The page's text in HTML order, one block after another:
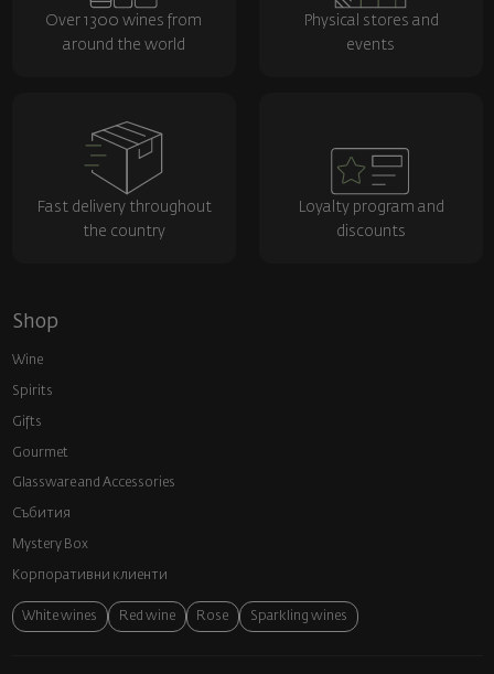
Over 1300 wines from
around the world
Physical stores and
events
Fast delivery throughout
the country
Loyalty program and
discounts
Shop
Wine
Spirits
Gifts
Gourmet
Glassware and Аccessories
Събития
Mystery Box
Корпоративни клиенти
White wines Red wine Rose Sparkling wines